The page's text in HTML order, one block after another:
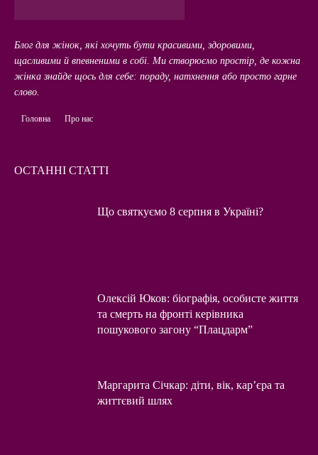
Блог для жінок, які хочуть бути красивими, здоровими,
щасливими й впевненими в собі. Ми створюємо простір, де кожна
жінка знайде щось для себе: пораду, натхнення або просто гарне
слово.
Головна Про нас
ОСТАННІ СТАТТІ
Що святкуємо 8 серпня в Україні?
Олексій Юков: біографія, особисте життя
та смерть на фронті керівника
пошукового загону “Плацдарм”
Маргарита Січкар: діти, вік, кар’єра та
життєвий шлях